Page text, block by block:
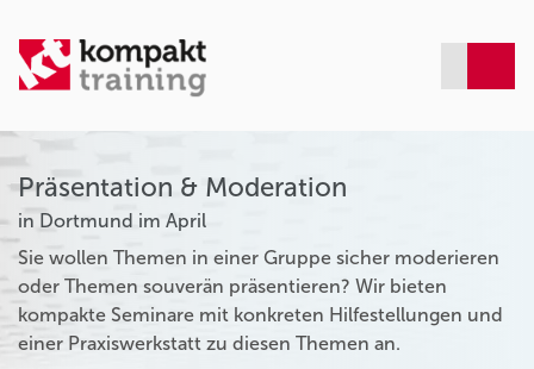
Präsentation & Moderation
in Dortmund im April
Sie wollen Themen in einer Gruppe sicher moderieren
oder Themen souverän präsentieren? Wir bieten
kompakte Seminare mit konkreten Hilfestellungen und
einer Praxiswerkstatt zu diesen Themen an.